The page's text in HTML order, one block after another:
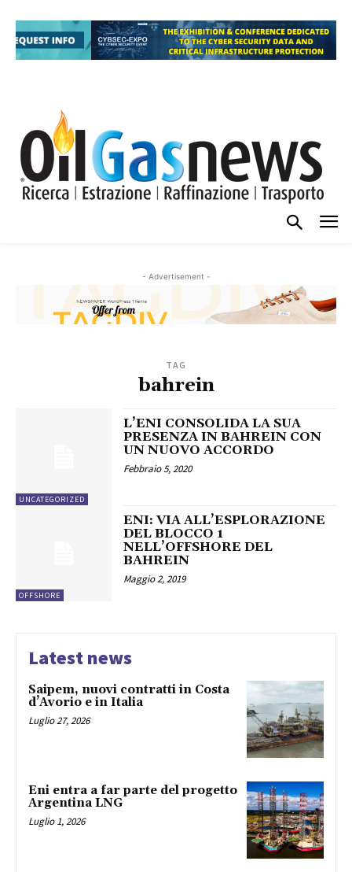
- Advertisement -
TAG
bahrein
UNCATEGORIZED
L’ENI CONSOLIDA LA SUA
PRESENZA IN BAHREIN CON
UN NUOVO ACCORDO
Febbraio 5, 2020
OFFSHORE
ENI: VIA ALL’ESPLORAZIONE
DEL BLOCCO 1
NELL’OFFSHORE DEL
BAHREIN
Maggio 2, 2019
Latest news
Saipem, nuovi contratti in Costa
d’Avorio e in Italia
Luglio 27, 2026
Eni entra a far parte del progetto
Argentina LNG
Luglio 1, 2026